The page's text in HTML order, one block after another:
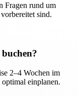
Fragen rund um
sind.
2–4 Wochen im
einplanen.